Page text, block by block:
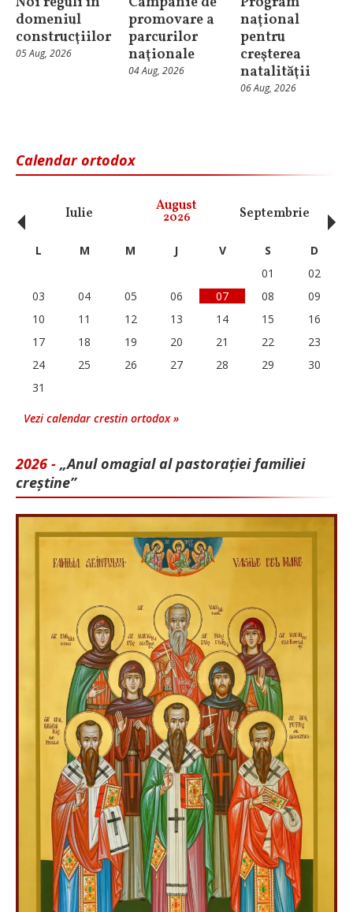
domeniul
construcţiilor
05 Aug, 2026
promovare a
parcurilor
naţionale
04 Aug, 2026
naţional
pentru
creşterea
natalităţii
06 Aug, 2026
Calendar ortodox
Iulie August
2026 Septembrie
‹ L M M J V S
D
01
02
03
04 05 06 07 08
09
10
11 12 13 14 15
16
17
18 19 20 21 22
23
24
25 26 27 28 29
30
31
Vezi calendar crestin ortodox »
2026 - „Anul omagial al pastorației familiei
creștine”